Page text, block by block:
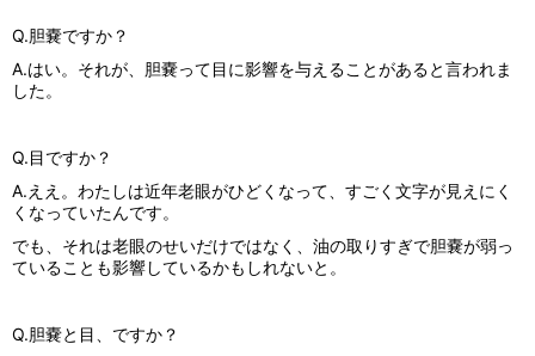
Q.胆嚢ですか？
A.はい。それが、胆嚢って目に影響を与えることがあると言われま
した。
Q.目ですか？
A.ええ。わたしは近年老眼がひどくなって、すごく文字が見えにく
くなっていたんです。
でも、それは老眼のせいだけではなく、油の取りすぎで胆嚢が弱っ
ていることも影響しているかもしれないと。
Q.胆嚢と目、ですか？